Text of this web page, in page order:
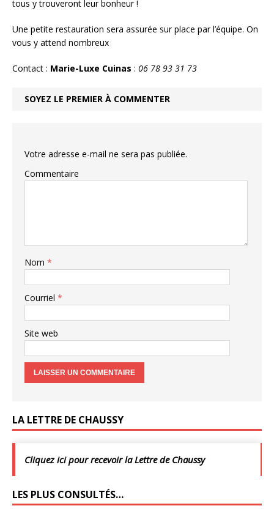
tous y trouveront leur bonheur !
Une petite restauration sera assurée sur place par l’équipe. On
vous y attend nombreux
Contact : Marie-Luxe Cuinas : 06 78 93 31 73
SOYEZ LE PREMIER À COMMENTER
Votre adresse e-mail ne sera pas publiée.
Commentaire
Nom *
Courriel *
Site web
LA LETTRE DE CHAUSSY
Cliquez ici pour recevoir la Lettre de Chaussy
LES PLUS CONSULTÉS…